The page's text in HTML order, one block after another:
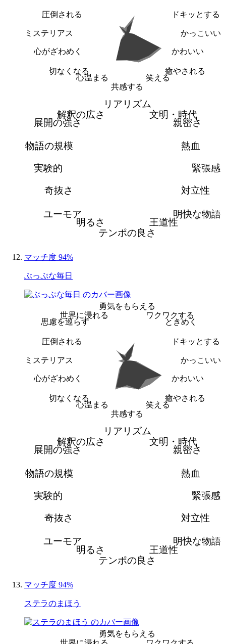
ドキッとする
かっこいい
かわいい
癒やされる
笑える
共感する
心温まる
切なくなる
心がざわめく
ミステリアス
圧倒される
リアリズム
文明・時代
親密さ
熱血
緊張感
対立性
明快な物語
王道性
テンポの良さ
明るさ
ユーモア
奇抜さ
実験的
物語の規模
展開の強さ
解釈の広さ
マッチ度 94%
ぶっぷな毎日
勇気をもらえる
ワクワクする
ときめく
ドキッとする
かっこいい
かわいい
癒やされる
笑える
共感する
心温まる
切なくなる
心がざわめく
ミステリアス
圧倒される
思慮を巡らす
世界に浸れる
リアリズム
文明・時代
親密さ
熱血
緊張感
対立性
明快な物語
王道性
テンポの良さ
明るさ
ユーモア
奇抜さ
実験的
物語の規模
展開の強さ
解釈の広さ
マッチ度 94%
ステラのまほう
勇気をもらえる